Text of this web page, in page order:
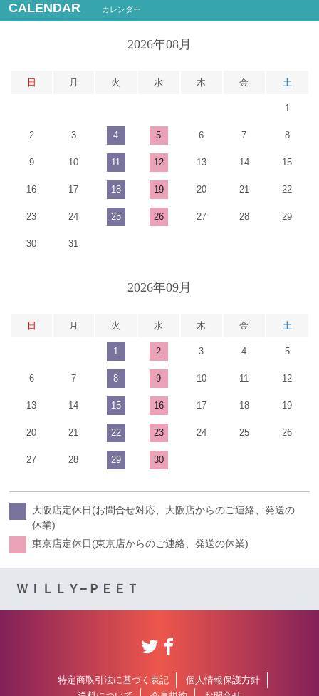
CALENDAR カレンダー
2026年08月
日 月 火 水 木 金 土
1
2 3 4 5 6 7 8
9 10 11 12 13 14 15
16 17 18 19 20 21 22
23 24 25 26 27 28 29
30 31
2026年09月
日 月 火 水 木 金 土
1 2 3 4 5
6 7 8 9 10 11 12
13 14 15 16 17 18 19
20 21 22 23 24 25 26
27 28 29 30
大阪店定休日(お問合せ対応、大阪店からのご連絡、発送の
休業)
東京店定休日(東京店からのご連絡、発送の休業)
ＷＩＬＬＹ−ＰＥＥＴ
特定商取引法に基づく表記
個人情報保護方針